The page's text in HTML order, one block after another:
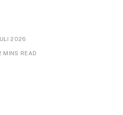
2026
MINS READ